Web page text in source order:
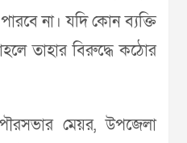
না। যদি কোন ব্যক্তি
তাহার বিরুদ্ধে কঠোর
মেয়র, উপজেলা